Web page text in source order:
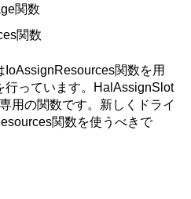
関数
関数
関数を用
行っています。HalAssignSlot
用の関数です。新しくドライ
関数を使うべきで